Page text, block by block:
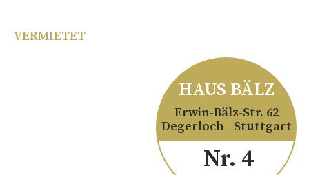
VERMIETET
HAUS BÄLZ
Erwin-Bälz-Str. 62
Degerloch - Stuttgart
Nr. 4